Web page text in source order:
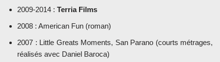
2009-2014 : Terria Films
2008 : American Fun (roman)
2007 : Little Greats Moments, San Parano (courts métrages,
réalisés avec Daniel Baroca)